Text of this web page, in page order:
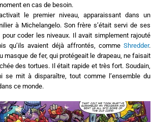
en cas de besoin.
le premier niveau, apparaissant dans un
à Michelangelo. Son frère s’était servi de ses
pour coder les niveaux. Il avait simplement rajouté
qu’ils avaient déjà affrontés, comme Shredder.
masque de fer, qui protégeait le drapeau, ne faisait
des tortues. Il était rapide et très fort. Soudain,
se mit à disparaître, tout comme l’ensemble du
ce monde.